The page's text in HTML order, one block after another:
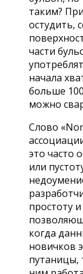
таким?
остудить,
части
начала
больше
можно
Слово
это часто
или
простоту
когда
новичков
путаницы,